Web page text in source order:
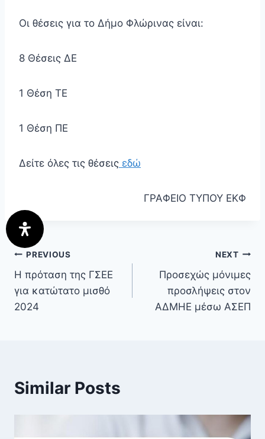
Οι θέσεις για το Δήμο Φλώρινας είναι:
8 Θέσεις ΔΕ
1 Θέση ΤΕ
1 Θέση ΠΕ
Δείτε όλες τις θέσεις εδώ
ΓΡΑΦΕΙΟ ΤΥΠΟΥ ΕΚΦ
PREVIOUS
Η πρόταση της ΓΣΕΕ
για κατώτατο μισθό
2024
NEXT
Προσεχώς μόνιμες
προσλήψεις στον
ΑΔΜΗΕ μέσω ΑΣΕΠ
Similar Posts